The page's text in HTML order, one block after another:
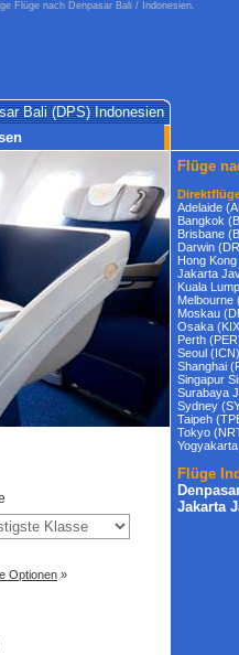
Flüge nach Denpasar Bali / Indonesien.
Bali (DPS) Indonesien
Optionen »
Flüge
Adelaide
Bangkok
Brisbane
Darwin
Hong
Jakarta
Kuala
Melbourne
Moskau
Osaka
Perth
Seoul
Shanghai
Singapur
Surabaya
Sydney
Taipeh
Tokyo
Flüge
Jakarta